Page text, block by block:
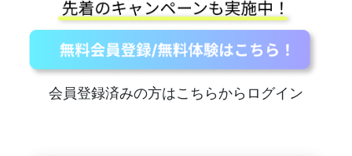
会員登録済みの方はこちらからログイン